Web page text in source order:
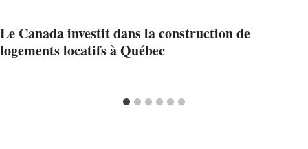
Le Canada investit dans la construction de
logements locatifs à Québec